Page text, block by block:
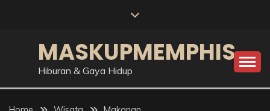
MASKUPMEMPHIS
Hiburan & Gaya Hidup